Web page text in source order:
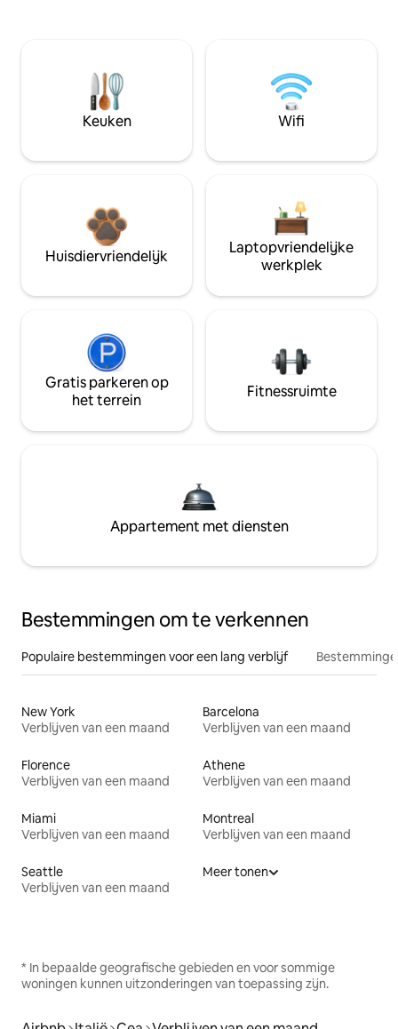
Keuken Wifi
Huisdiervriendelijk
Laptopvriendelijke
werkplek
Gratis parkeren op
het terrein
Fitnessruimte
Appartement met diensten
Bestemmingen om te verkennen
Populaire bestemmingen voor een lang verblijf
New York
Verblijven van een maand
Barcelona
Verblijven van een maand
Florence
Verblijven van een maand
Athene
Verblijven van een maand
Miami
Verblijven van een maand
Montreal
Verblijven van een maand
Seattle
Verblijven van een maand
Meer tonen
* In bepaalde geografische gebieden en voor sommige
woningen kunnen uitzonderingen van toepassing zijn.